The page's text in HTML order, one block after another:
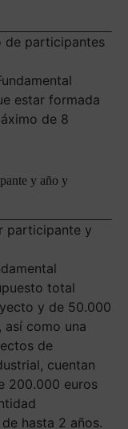
de participantes
estar formada
de 8
y año y
participante y
total
y de 50.000
como una
de
cuentan
200.000 euros
hasta 2 años.